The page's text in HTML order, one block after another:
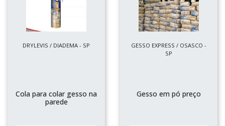
DRYLEVIS / DIADEMA - SP
Cola para colar gesso na
parede
GESSO EXPRESS / OSASCO -
SP
Gesso em pó preço